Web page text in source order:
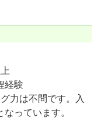
経験
力は不問です。入
っています。